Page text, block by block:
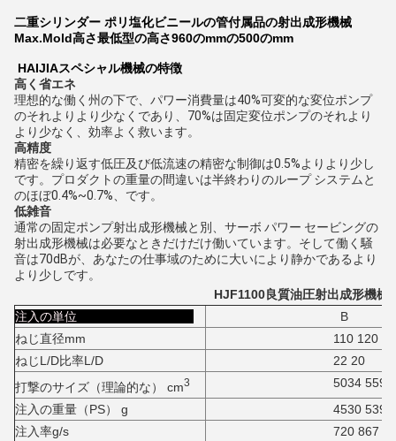
二重シリンダー ポリ塩化ビニールの管付属品の射出成形機械
Max.Mold高さ最低型の高さ960のmmの500のmm
HAIJIAスペシャル機械の特徴
高く省エネ
理想的な働く州の下で、パワー消費量は40%可変的な変位ポンプ
のそれよりより少なくであり、70%は固定変位ポンプのそれより
より少なく、効率よく救います。
高精度
精密を繰り返す低圧及び低流速の精密な制御は0.5%よりより少し
です。プロダクトの重量の間違いは半終わりのループ システムと
のほぼ0.4%~0.7%、です。
低雑音
通常の固定ポンプ射出成形機械と別、サーボ パワー セービングの
射出成形機械は必要なときだけだけ働いています。そして働く騒
音は70dBが、あなたの仕事域のために大いにより静かであるより
より少しです。
HJF1100良質油圧射出成形機械
注入の単位
B
ねじ直径mm
110 120
ねじL/D比率L/D
22 20
打撃のサイズ（理論的な） cm3
5034 5591
注入の重量（PS） g
4530 5392
注入率g/s
720 867